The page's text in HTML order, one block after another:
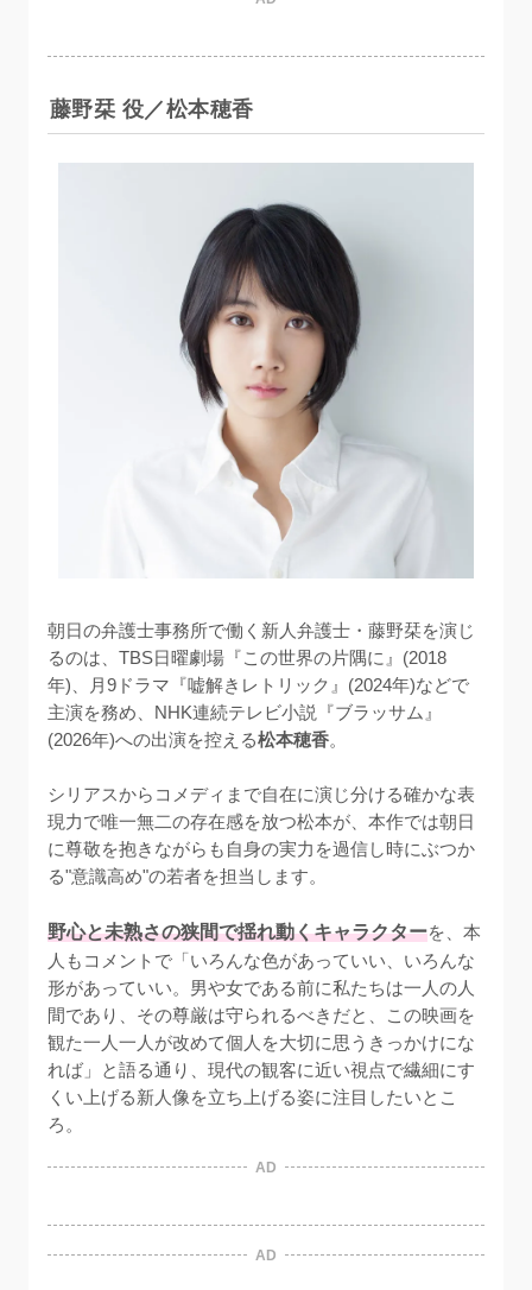
藤野栞 役／松本穂香
朝日の弁護士事務所で働く新人弁護士・藤野栞を演じ
るのは、TBS日曜劇場『この世界の片隅に』(2018
年)、月9ドラマ『嘘解きレトリック』(2024年)などで
主演を務め、NHK連続テレビ小説『ブラッサム』
(2026年)への出演を控える松本穂香。
シリアスからコメディまで自在に演じ分ける確かな表
現力で唯一無二の存在感を放つ松本が、本作では朝日
に尊敬を抱きながらも自身の実力を過信し時にぶつか
る"意識高め"の若者を担当します。
野心と未熟さの狭間で揺れ動くキャラクターを、本
人もコメントで「いろんな色があっていい、いろんな
形があっていい。男や女である前に私たちは一人の人
間であり、その尊厳は守られるべきだと、この映画を
観た一人一人が改めて個人を大切に思うきっかけにな
れば」と語る通り、現代の観客に近い視点で繊細にす
くい上げる新人像を立ち上げる姿に注目したいとこ
ろ。
AD
AD